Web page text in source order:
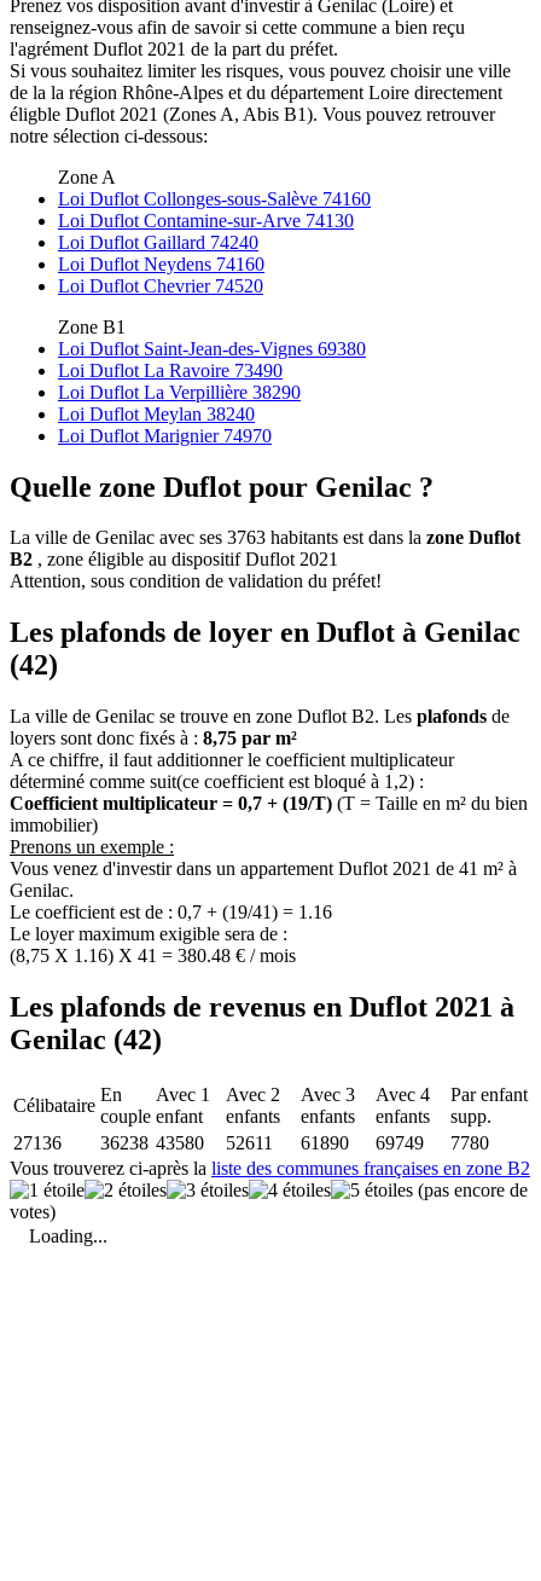
Prenez vos disposition avant d'investir à Genilac (Loire) et
renseignez-vous afin de savoir si cette commune a bien reçu
l'agrément Duflot 2021 de la part du préfet.
Si vous souhaitez limiter les risques, vous pouvez choisir une ville
de la la région Rhône-Alpes et du département Loire directement
éligble Duflot 2021 (Zones A, Abis B1). Vous pouvez retrouver
notre sélection ci-dessous:
Zone A
Loi Duflot Collonges-sous-Salève 74160
Loi Duflot Contamine-sur-Arve 74130
Loi Duflot Gaillard 74240
Loi Duflot Neydens 74160
Loi Duflot Chevrier 74520
Zone B1
Loi Duflot Saint-Jean-des-Vignes 69380
Loi Duflot La Ravoire 73490
Loi Duflot La Verpillière 38290
Loi Duflot Meylan 38240
Loi Duflot Marignier 74970
Quelle zone Duflot pour Genilac ?
La ville de Genilac avec ses 3763 habitants est dans la zone Duflot
B2 , zone éligible au dispositif Duflot 2021
Attention, sous condition de validation du préfet!
Les plafonds de loyer en Duflot à Genilac
(42)
La ville de Genilac se trouve en zone Duflot B2. Les plafonds de
loyers sont donc fixés à : 8,75 par m²
A ce chiffre, il faut additionner le coefficient multiplicateur
déterminé comme suit(ce coefficient est bloqué à 1,2) :
Coefficient multiplicateur = 0,7 + (19/T) (T = Taille en m² du bien
immobilier)
Prenons un exemple :
Vous venez d'investir dans un appartement Duflot 2021 de 41 m² à
Genilac.
Le coefficient est de : 0,7 + (19/41) = 1.16
Le loyer maximum exigible sera de :
(8,75 X 1.16) X 41 = 380.48 € / mois
Les plafonds de revenus en Duflot 2021 à
Genilac (42)
Célibataire
En
couple
Avec 1
enfant
Avec 2
enfants
Avec 3
enfants
Avec 4
enfants
Par enfant
supp.
27136
36238 43580 52611 61890 69749
7780
Vous trouverez ci-après la liste des communes françaises en zone B2
(pas encore de
votes)
Loading...